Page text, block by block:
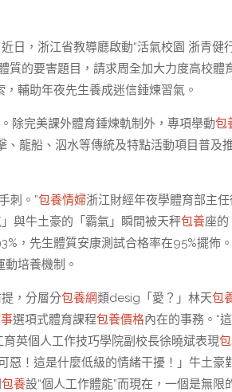
日，浙江省教導廳啟動“活氣校園 浙青健
質的要害題目，請求周全加大力度高校體
輔助年夜先生養成迷信錘煉習氣。
除完美課外體育錘煉軌制外，專項舉動包
、龍船、泅水等傳統及特點活動項目普及
刺。”包養情婦浙江財經年夜學體育部主
與牛土豪的「霸氣」瞬間被天秤包養座的
，先生體質安康測試合格率在95%擺佈
培養機制。
，分層分包養網類desig「愛？」林天包
選項式體育課程包養價格內在的事務。“
育英個人工作技巧學院副校長徐曉斌表現包
惡！這是什麼低級的情緒干擾！」牛土豪
包養設“個人工作體能”而現在，一個是無限